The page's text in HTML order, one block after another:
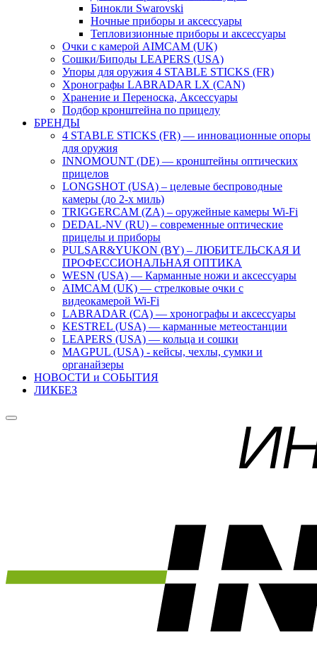
Бинокли Swarovski
Ночные приборы и аксессуары
Тепловизионные приборы и аксессуары
Очки с камерой AIMCAM (UK)
Сошки/Биподы LEAPERS (USA)
Упоры для оружия 4 STABLE STICKS (FR)
Хронографы LABRADAR LX (CAN)
Хранение и Переноска, Аксессуары
Подбор кронштейна по прицелу
БРЕНДЫ
4 STABLE STICKS (FR) — инновационные опоры
для оружия
INNOMOUNT (DE) — кронштейны оптических
прицелов
LONGSHOT (USA) – целевые беспроводные
камеры (до 2-х миль)
TRIGGERCAM (ZA) – оружейные камеры Wi-Fi
DEDAL-NV (RU) – современные оптические
прицелы и приборы
PULSAR&YUKON (BY) – ЛЮБИТЕЛЬСКАЯ И
ПРОФЕССИОНАЛЬНАЯ ОПТИКА
WESN (USA) — Карманные ножи и аксессуары
AIMCAM (UK) — стрелковые очки с
видеокамерой Wi-Fi
LABRADAR (CA) — хронографы и аксессуары
KESTREL (USA) — карманные метеостанции
LEAPERS (USA) — кольца и сошки
MAGPUL (USA) - кейсы, чехлы, сумки и
органайзеры
НОВОСТИ и СОБЫТИЯ
ЛИКБЕЗ